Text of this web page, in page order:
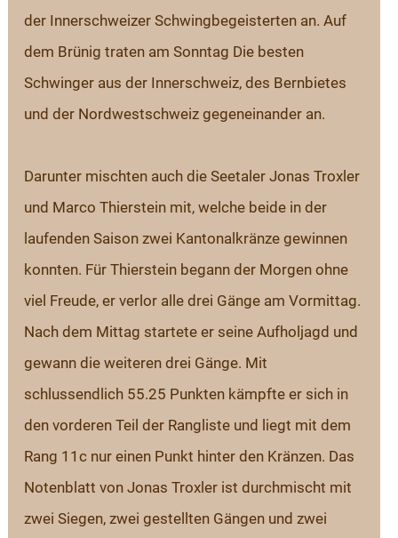
der Innerschweizer Schwingbegeisterten an. Auf
dem Brünig traten am Sonntag Die besten
Schwinger aus der Innerschweiz, des Bernbietes
und der Nordwestschweiz gegeneinander an.
Darunter mischten auch die Seetaler Jonas Troxler
und Marco Thierstein mit, welche beide in der
laufenden Saison zwei Kantonalkränze gewinnen
konnten. Für Thierstein begann der Morgen ohne
viel Freude, er verlor alle drei Gänge am Vormittag.
Nach dem Mittag startete er seine Aufholjagd und
gewann die weiteren drei Gänge. Mit
schlussendlich 55.25 Punkten kämpfte er sich in
den vorderen Teil der Rangliste und liegt mit dem
Rang 11c nur einen Punkt hinter den Kränzen. Das
Notenblatt von Jonas Troxler ist durchmischt mit
zwei Siegen, zwei gestellten Gängen und zwei